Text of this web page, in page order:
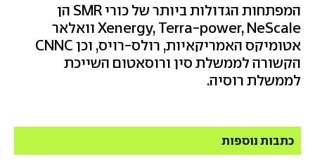
המפתחות הגדולות ביותר של כורי SMR הן
Xenergy, Terra-power, NeScale וואלאר
אטומיקס האמריקאיות, רולס-רויס, וכן CNNC
הקשורה לממשלת סין ורוסאטום השייכת
לממשלת רוסיה.
כתבות נוספות